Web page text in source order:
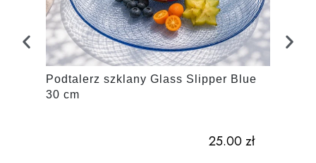
Podtalerz szklany Glass Slipper Blue
30 cm
25.00zł